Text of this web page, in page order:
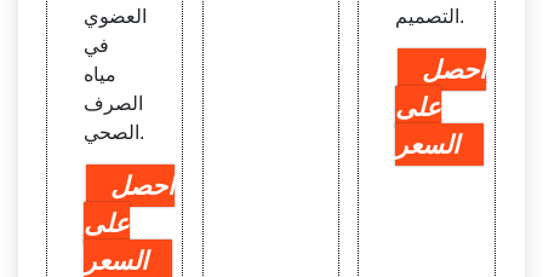
العضوي
في
مياه
الصرف
الصحي.
احصل
على
السعر
التصميم.
احصل
على
السعر